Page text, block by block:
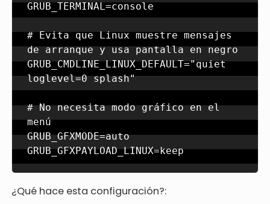
GRUB_TERMINAL=console
# Evita que Linux muestre mensajes
de arranque y usa pantalla en negro
GRUB_CMDLINE_LINUX_DEFAULT="quiet
loglevel=0 splash"
# No necesita modo gráfico en el
menú
GRUB_GFXMODE=auto
GRUB_GFXPAYLOAD_LINUX=keep
¿Qué hace esta configuración?: